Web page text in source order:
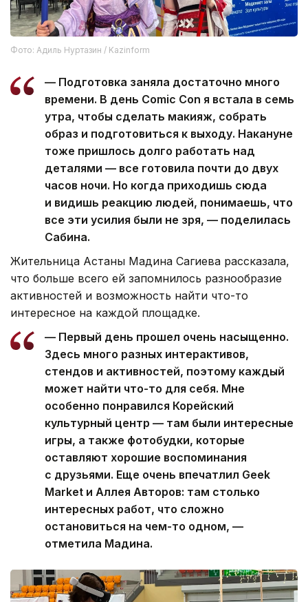
Фото: Адиль Нуртазин / Kazinform
— Подготовка заняла достаточно много
времени. В день Comic Con я встала в семь
утра, чтобы сделать макияж, собрать
образ и подготовиться к выходу. Накануне
тоже пришлось долго работать над
деталями — все готовила почти до двух
часов ночи. Но когда приходишь сюда
и видишь реакцию людей, понимаешь, что
все эти усилия были не зря, — поделилась
Сабина.
Жительница Астаны Мадина Сагиева рассказала,
что больше всего ей запомнилось разнообразие
активностей и возможность найти что-то
интересное на каждой площадке.
— Первый день прошел очень насыщенно.
Здесь много разных интерактивов,
стендов и активностей, поэтому каждый
может найти что-то для себя. Мне
особенно понравился Корейский
культурный центр — там были интересные
игры, а также фотобудки, которые
оставляют хорошие воспоминания
с друзьями. Еще очень впечатлил Geek
Market и Аллея Авторов: там столько
интересных работ, что сложно
остановиться на чем-то одном, —
отметила Мадина.